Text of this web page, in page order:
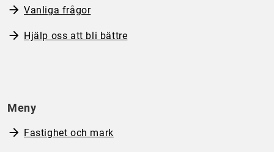
Vanliga frågor
Hjälp oss att bli bättre
Meny
Fastighet och mark